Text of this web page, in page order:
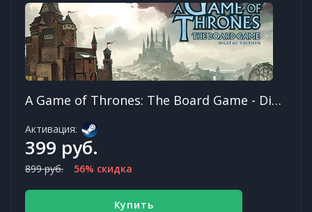
A Game of Thrones: The Board Game - Digital Edition
Активация:
399 руб.
899 руб. 56% скидка
Купить